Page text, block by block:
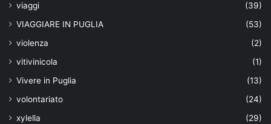
viaggi
(39)
VIAGGIARE IN PUGLIA
(53)
violenza
(2)
vitivinicola
(1)
Vivere in Puglia
(13)
volontariato
(24)
xylella
(29)